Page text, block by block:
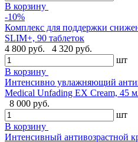
В корзину
-10%
Комплекс для поддержки
SLIM+, 90 таблеток
4 800 руб.
4 320 руб.
шт
В корзину
Интенсивно увлажняющий
Medical Unfading EX Cream, 45
8 000 руб.
шт
В корзину
Интенсивный антивозрастной